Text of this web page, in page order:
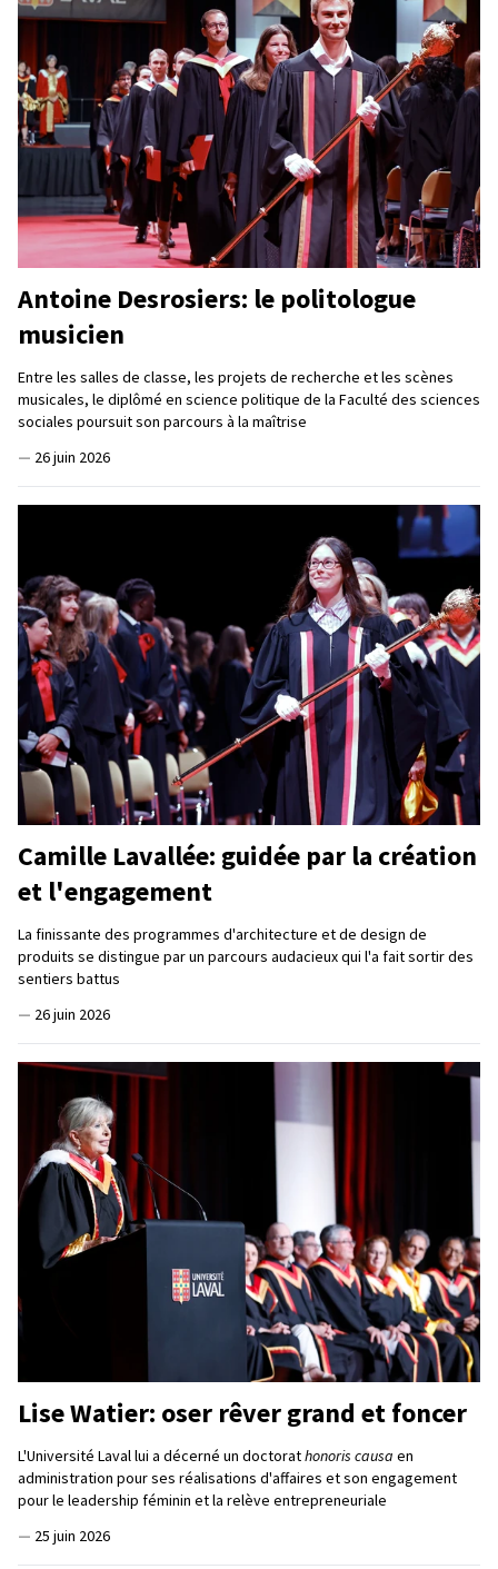
Antoine Desrosiers: le politologue
musicien
Entre les salles de classe, les projets de recherche et les scènes
musicales, le diplômé en science politique de la Faculté des sciences
sociales poursuit son parcours à la maîtrise
— 26 juin 2026
Camille Lavallée: guidée par la création
et l'engagement
La finissante des programmes d'architecture et de design de
produits se distingue par un parcours audacieux qui l'a fait sortir des
sentiers battus
— 26 juin 2026
Lise Watier: oser rêver grand et foncer
L'Université Laval lui a décerné un doctorathonoris causa en
administration pour ses réalisations d'affaires et son engagement
pour le leadership féminin et la relève entrepreneuriale
— 25 juin 2026